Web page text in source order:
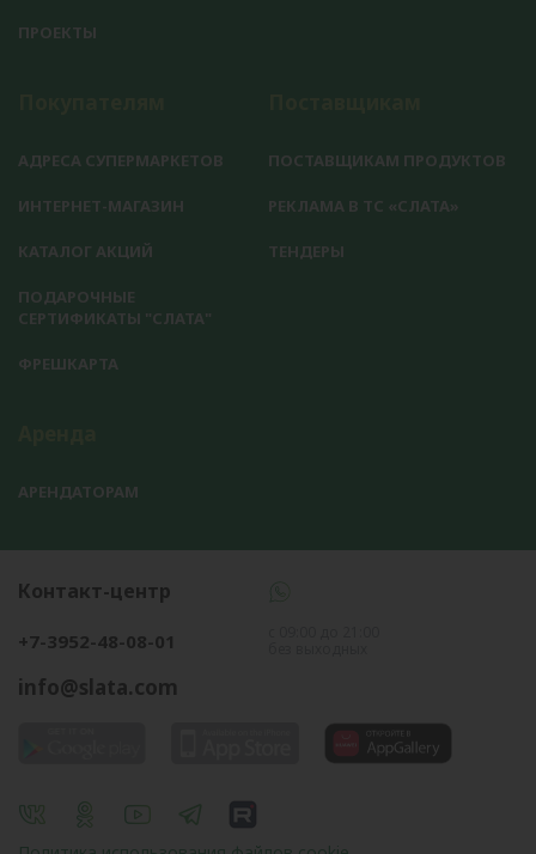
ПРОЕКТЫ
АДРЕСА СУПЕРМАРКЕТОВ
ИНТЕРНЕТ-МАГАЗИН
КАТАЛОГ АКЦИЙ
ПОДАРОЧНЫЕ
СЕРТИФИКАТЫ "СЛАТА"
ФРЕШКАРТА
ПОСТАВЩИКАМ ПРОДУКТОВ
РЕКЛАМА В ТС «СЛАТА»
ТЕНДЕРЫ
АРЕНДАТОРАМ
Контакт-центр
+7-3952-48-08-01
info@slata.com